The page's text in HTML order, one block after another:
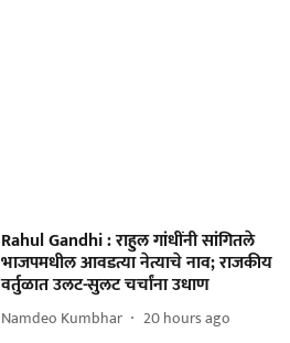
Rahul Gandhi : राहुल गांधींनी सांगितले
भाजपमधील आवडत्या नेत्याचे नाव; राजकीय
वर्तुळात उलट-सुलट चर्चांना उधाण
Namdeo Kumbhar 20 hours ago